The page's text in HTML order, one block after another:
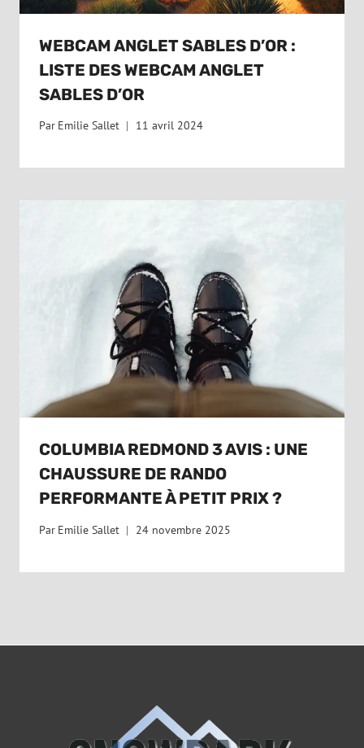
WEBCAM ANGLET SABLES D’OR :
LISTE DES WEBCAM ANGLET
SABLES D’OR
Par Emilie Sallet 11 avril 2024
COLUMBIA REDMOND 3 AVIS : UNE
CHAUSSURE DE RANDO
PERFORMANTE À PETIT PRIX ?
Par Emilie Sallet 24 novembre 2025